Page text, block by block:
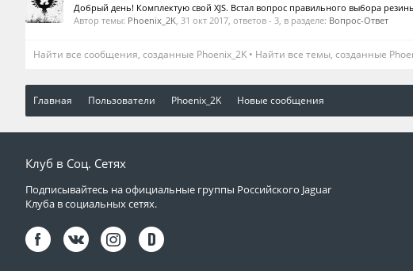
Добрый день! Комплектую свой XJS. Встал вопрос правильного выбора
Автор темы: Phoenix_2K, 31 окт 2017, ответов - 3, в разделе: Вопрос-Ответ
Найти все сообщения, созданные Phoenix_2K Найти все темы, созданные
Главная Пользователи Phoenix_2K Новые сообщения
Клуб в Соц. Сетях
Подписывайтесь на официальные группы Российского Jaguar
Клуба в социальных сетях.